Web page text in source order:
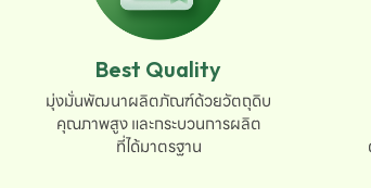
Best Quality
มุ่งมั่นพัฒนาผลิตภัณฑ์ด้วยวัตถุดิบ
คุณภาพสูง และกระบวนการผลิต
ที่ได้มาตรฐาน